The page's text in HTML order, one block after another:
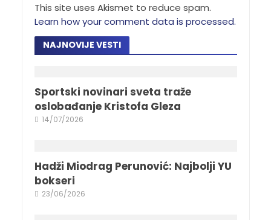
This site uses Akismet to reduce spam.
Learn how your comment data is processed.
NAJNOVIJE VESTI
Sportski novinari sveta traže
oslobađanje Kristofa Gleza
14/07/2026
Hadži Miodrag Perunović: Najbolji YU
bokseri
23/06/2026